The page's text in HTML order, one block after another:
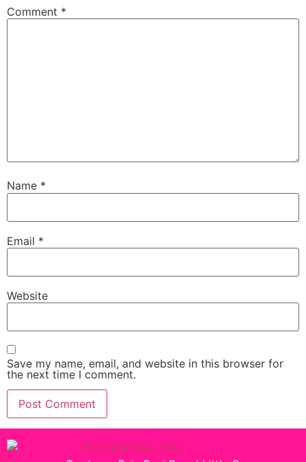
Comment *
Name *
Email *
Website
Save my name, email, and website in this browser for
the next time I comment.